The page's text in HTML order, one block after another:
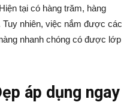
tại có hàng trăm, hàng
Tuy nhiên, việc nắm được các
nhanh chóng có được lớp
áp dụng ngay